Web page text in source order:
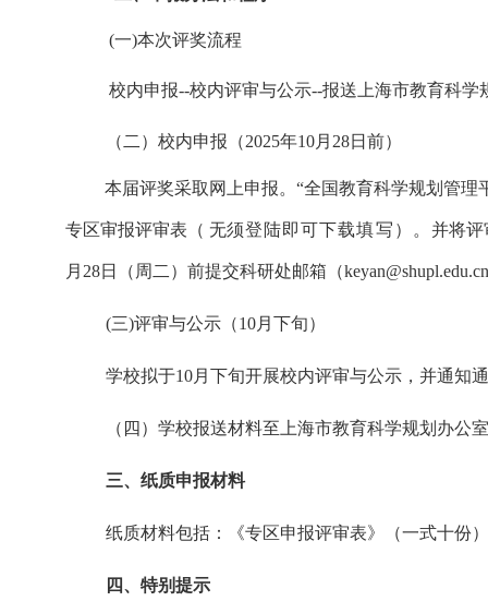
(一)本次评奖流程
校内申报--校内评审与公示--报送上海市教育科学
（二） 校内申报（2025年10月28日前）
本届评奖采取网上申报。“全国教育科学规划管理
专区审报评审表 （ 无须登陆即可下载填写 ）。 并将评
月 28日（周二）前提交科研处邮箱（keyan@shupl.edu.cn
(三)评审与公示（10月下旬）
学校拟于10月下旬开展校内评审与公示，并通知通
（四） 学校报送材料至 上海市教育科学规划办公
三、 纸质申报材料
纸质材料包括：《专区申报评审表》 （一式十份）
四、特别提示